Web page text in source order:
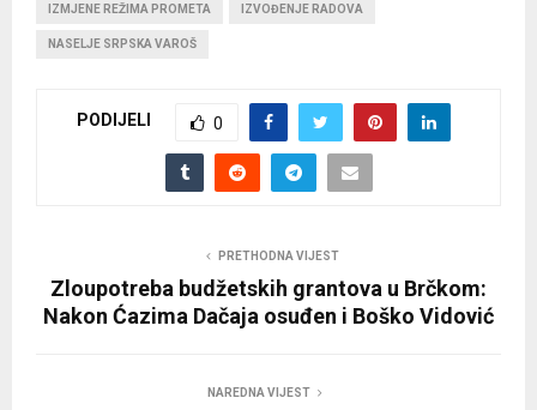
IZMJENE REŽIMA PROMETA IZVOĐENJE RADOVA
NASELJE SRPSKA VAROŠ
PODIJELI 0
PRETHODNA VIJEST
Zloupotreba budžetskih grantova u Brčkom:
Nakon Ćazima Dačaja osuđen i Boško Vidović
NAREDNA VIJEST